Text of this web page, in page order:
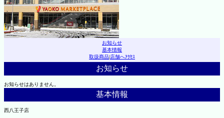
お知らせ
基本情報
取扱商品|店舗へｱｸｾｽ
お知らせ
お知らせはありません。
基本情報
西八王子店